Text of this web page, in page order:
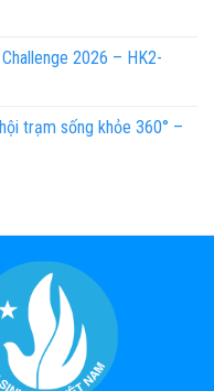
2026 – HK2-
trạm sống khỏe 360° –